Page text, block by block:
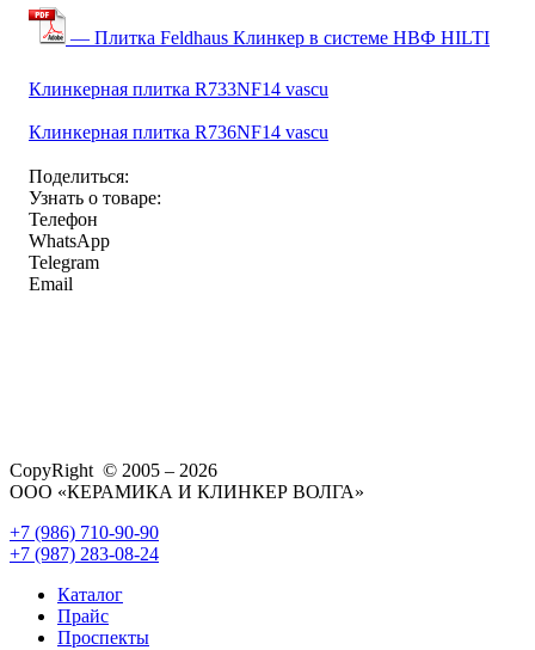
— Плитка Feldhaus Клинкер в системе НВФ HILTI
Клинкерная плитка R733NF14 vascu
Клинкерная плитка R736NF14 vascu
Поделиться:
Узнать о товаре:
Телефон
WhatsApp
Telegram
Email
CopyRight © 2005 – 2026
ООО «КЕРАМИКА И КЛИНКЕР ВОЛГА»
+7 (986) 710-90-90
+7 (987) 283-08-24
Каталог
Прайс
Проспекты